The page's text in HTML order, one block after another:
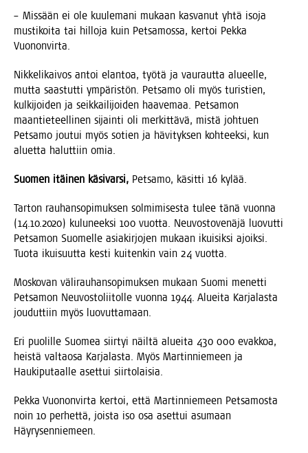
– Mis­sään ei ole kuu­le­ma­ni mukaan kas­va­nut yhtä iso­ja
mus­ti­koi­ta tai hil­lo­ja kuin Pet­sa­mos­sa, ker­toi Pek­ka
Vuononvirta.
Nik­ke­li­kai­vos antoi elan­toa, työ­tä ja vau­raut­ta alu­eel­le,
mut­ta saas­tut­ti ympä­ris­tön. Pet­sa­mo oli myös turis­tien,
kul­ki­joi­den ja seik­kai­li­joi­den haa­ve­maa. Pet­sa­mon
maan­tie­teel­li­nen sijain­ti oli mer­kit­tä­vä, mis­tä joh­tuen
Pet­sa­mo jou­tui myös sotien ja hävi­tyk­sen koh­teek­si, kun
aluet­ta halut­tiin omia.
Suo­men itäi­nen käsi­var­si, Pet­sa­mo, käsit­ti 16 kylää.
Tar­ton rau­han­so­pi­muk­sen sol­mi­mi­ses­ta tulee tänä vuon­na
(14.10.2020) kulu­neek­si 100 vuot­ta. Neu­vos­to­ve­nä­jä luo­vut­ti
Pet­sa­mon Suo­mel­le asia­kir­jo­jen mukaan ikui­sik­si ajoik­si.
Tuo­ta ikui­suut­ta kes­ti kui­ten­kin vain 24 vuotta.
Mos­ko­van väli­rau­han­so­pi­muk­sen mukaan Suo­mi menet­ti
Pet­sa­mon Neu­vos­to­lii­tol­le vuon­na 1944. Aluei­ta Kar­ja­las­ta
jou­dut­tiin myös luovuttamaan.
Eri puo­lil­le Suo­mea siir­tyi näil­tä aluei­ta 430 000 evak­koa,
heis­tä val­tao­sa Kar­ja­las­ta. Myös Mar­tin­nie­meen ja
Hau­ki­pu­taal­le aset­tui siirtolaisia.
Pek­ka Vuo­non­vir­ta ker­toi, että Mar­tin­nie­meen Pet­sa­mos­ta
noin 10 per­het­tä, jois­ta iso osa aset­tui asu­maan
Häyrysenniemeen.